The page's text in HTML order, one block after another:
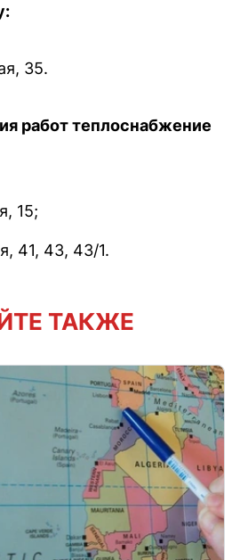
35.
работ теплоснабжение
15;
41, 43, 43/1.
ТАКЖЕ